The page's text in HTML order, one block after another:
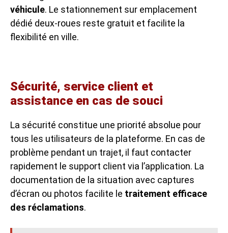
véhicule. Le stationnement sur emplacement
dédié deux-roues reste gratuit et facilite la
flexibilité en ville.
Sécurité, service client et
assistance en cas de souci
La sécurité constitue une priorité absolue pour
tous les utilisateurs de la plateforme. En cas de
problème pendant un trajet, il faut contacter
rapidement le support client via l’application. La
documentation de la situation avec captures
d’écran ou photos facilite le traitement efficace
des réclamations.